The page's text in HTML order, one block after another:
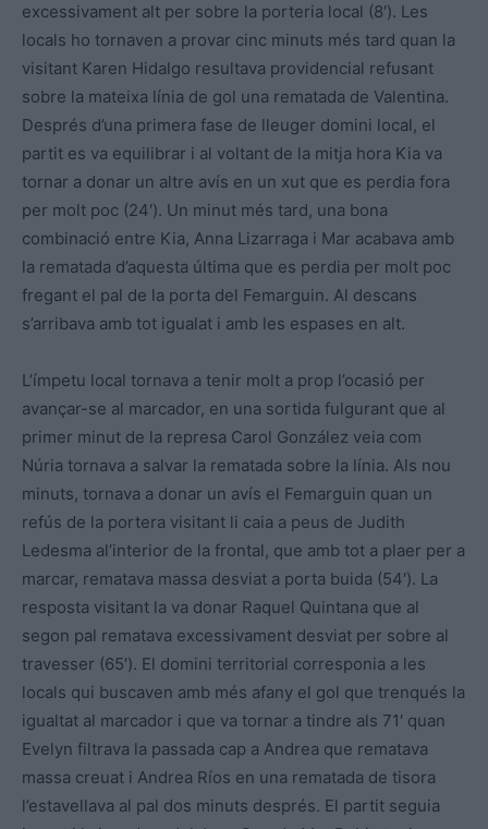
excessivament alt per sobre la porteria local (8′). Les
locals ho tornaven a provar cinc minuts més tard quan la
visitant Karen Hidalgo resultava providencial refusant
sobre la mateixa línia de gol una rematada de Valentina.
Després d’una primera fase de lleuger domini local, el
partit es va equilibrar i al voltant de la mitja hora Kia va
tornar a donar un altre avís en un xut que es perdia fora
per molt poc (24′). Un minut més tard, una bona
combinació entre Kia, Anna Lizarraga i Mar acabava amb
la rematada d’aquesta última que es perdia per molt poc
fregant el pal de la porta del Femarguin. Al descans
s’arribava amb tot igualat i amb les espases en alt.
L’ímpetu local tornava a tenir molt a prop l’ocasió per
avançar-se al marcador, en una sortida fulgurant que al
primer minut de la represa Carol González veia com
Núria tornava a salvar la rematada sobre la línia. Als nou
minuts, tornava a donar un avís el Femarguin quan un
refús de la portera visitant li caia a peus de Judith
Ledesma al’interior de la frontal, que amb tot a plaer per a
marcar, rematava massa desviat a porta buida (54′). La
resposta visitant la va donar Raquel Quintana que al
segon pal rematava excessivament desviat per sobre al
travesser (65′). El domini territorial corresponia a les
locals qui buscaven amb més afany el gol que trenqués la
igualtat al marcador i que va tornar a tindre als 71′ quan
Evelyn filtrava la passada cap a Andrea que rematava
massa creuat i Andrea Ríos en una rematada de tisora
l’estavellava al pal dos minuts després. El partit seguia